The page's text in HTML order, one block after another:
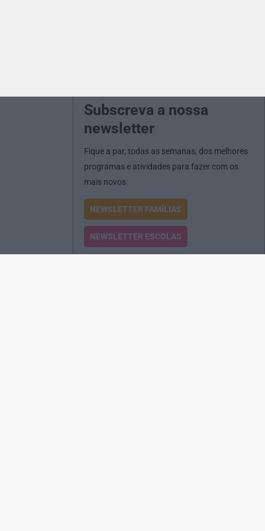
Subscreva a nossa
newsletter
Fique a par, todas as semanas, dos melhores
programas e atividades para fazer com os
mais novos
NEWSLETTER FAMÍLIAS
NEWSLETTER ESCOLAS